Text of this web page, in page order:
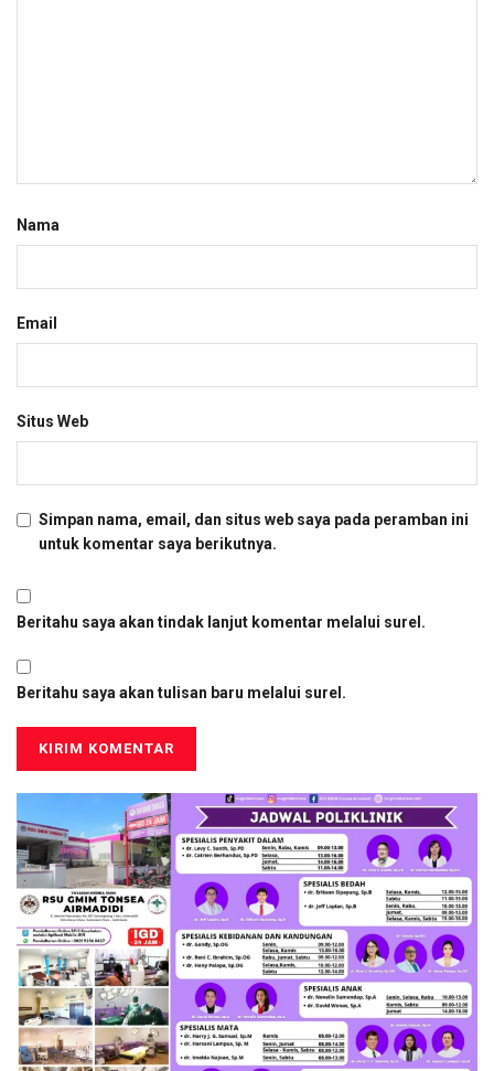
Nama
Email
Situs Web
Simpan nama, email, dan situs web saya pada peramban ini
untuk komentar saya berikutnya.
Beritahu saya akan tindak lanjut komentar melalui surel.
Beritahu saya akan tulisan baru melalui surel.